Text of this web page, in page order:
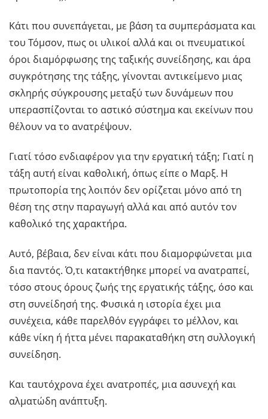
Κάτι που συνεπάγεται, με βάση τα συμπεράσματα και
του Τόμσον, πως οι υλικοί αλλά και οι πνευματικοί
όροι διαμόρφωσης της ταξικής συνείδησης, και άρα
συγκρότησης της τάξης, γίνονται αντικείμενο μιας
σκληρής σύγκρουσης μεταξύ των δυνάμεων που
υπερασπίζονται το αστικό σύστημα και εκείνων που
θέλουν να το ανατρέψουν.
Γιατί τόσο ενδιαφέρον για την εργατική τάξη; Γιατί η
τάξη αυτή είναι καθολική, όπως είπε ο Μαρξ. Η
πρωτοπορία της λοιπόν δεν ορίζεται μόνο από τη
θέση της στην παραγωγή αλλά και από αυτόν τον
καθολικό της χαρακτήρα.
Αυτό, βέβαια, δεν είναι κάτι που διαμορφώνεται μια
δια παντός. Ό,τι κατακτήθηκε μπορεί να ανατραπεί,
τόσο στους όρους ζωής της εργατικής τάξης, όσο και
στη συνείδησή της. Φυσικά η ιστορία έχει μια
συνέχεια, κάθε παρελθόν εγγράφει το μέλλον, και
κάθε νίκη ή ήττα μένει παρακαταθήκη στη συλλογική
συνείδηση.
Και ταυτόχρονα έχει ανατροπές, μια ασυνεχή και
αλματώδη ανάπτυξη.